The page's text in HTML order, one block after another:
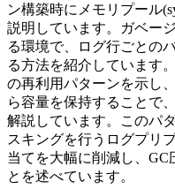
ン構築時にメモリプール
説明しています。ガベー
る環境で、ログ行ごとの
る方法を紹介しています
の再利用パターンを示し
ら容量を保持することで
解説しています。このパ
スキングを行うログプリ
当てを大幅に削減し、GC
とを述べています。